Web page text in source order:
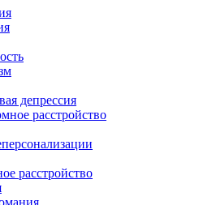
депрессия
расстройство
расстройство